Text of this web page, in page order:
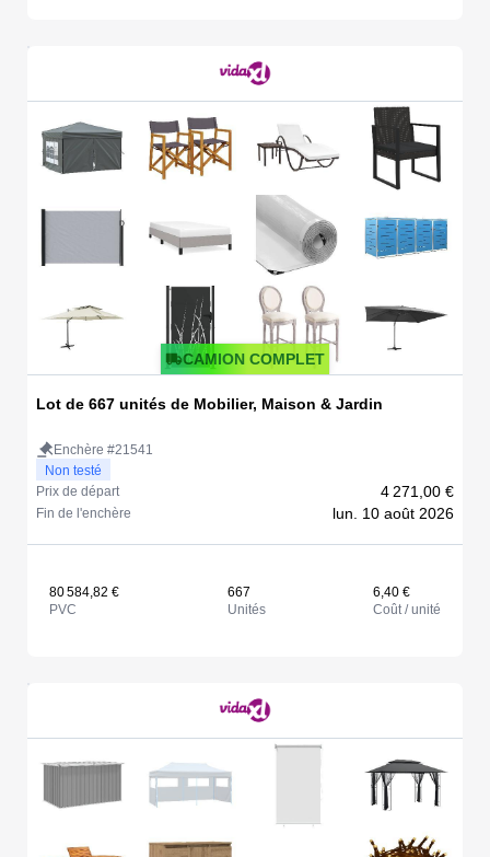
CAMION COMPLET
Lot de 667 unités de Mobilier, Maison & Jardin
Enchère #21541
Non testé
Prix de départ
4 271,00 €
Fin de l'enchère lun. 10 août 2026
80 584,82 €
PVC
667
Unités
6,40 €
Coût / unité